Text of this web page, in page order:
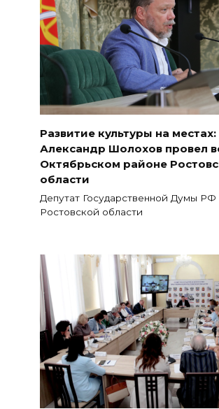
Развитие культуры на местах:
Александр Шолохов провел
Октябрьском районе
области
Депутат Государственной Думы РФ
Ростовской области